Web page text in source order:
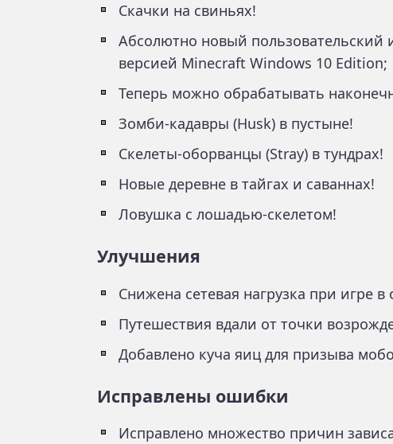
Скачки на свиньях!
Абсолютно новый пользовательский
версией Minecraft Windows 10 Edition;
Теперь можно обрабатывать
Зомби-кадавры (Husk) в пустыне!
Cкелеты-оборванцы (Stray) в тундрах!
Новые деревне в тайгах и саваннах!
Ловушка с лошадью-скелетом!
Улучшения
Снижена сетевая нагрузка при игре в
Путешествия вдали от точки
Добавлено куча яиц для призыва
Исправлены ошибки
Исправлено множество причин